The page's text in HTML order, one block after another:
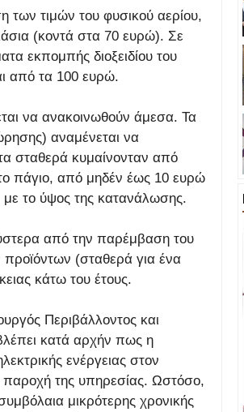
των τιμών του φυσικού αερίου,
(κοντά στα 70 ευρώ). Σε
εκπομπής διοξειδίου του
από τα 100 ευρώ.
να ανακοινωθούν άμεσα. Τα
αναμένεται να
σταθερά κυμαίνονταν από
πάγιο, από μηδέν έως 10 ευρώ
με το ύψος της κατανάλωσης.
από την παρέμβαση του
προϊόντων (σταθερά για ένα
κάτω του έτους.
Περιβάλλοντος και
κατά αρχήν πως η
ενέργειας στον
παροχή της υπηρεσίας. Ωστόσο,
μικρότερης χρονικής